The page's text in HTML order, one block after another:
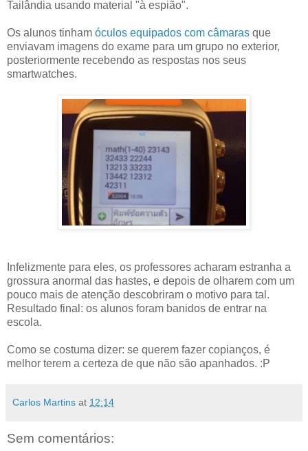
Tailândia usando material "à espião".
Os alunos tinham óculos equipados com câmaras que
enviavam imagens do exame para um grupo no exterior,
posteriormente recebendo as respostas nos seus
smartwatches.
Infelizmente para eles, os professores acharam estranha a
grossura anormal das hastes, e depois de olharem com um
pouco mais de atenção descobriram o motivo para tal.
Resultado final: os alunos foram banidos de entrar na
escola.
Como se costuma dizer: se querem fazer copianços, é
melhor terem a certeza de que não são apanhados. :P
Carlos Martins at 12:14
Sem comentários: